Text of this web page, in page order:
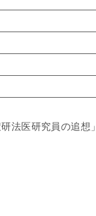
法医研究員の追想」